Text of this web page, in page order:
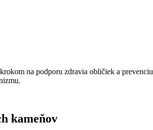
na podporu zdravia obličiek a
kameňov